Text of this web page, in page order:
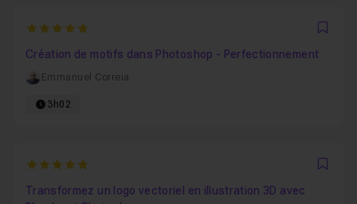
5
Création de motifs dans Photoshop - Perfectionnement
Emmanuel Correia
3h02
5
Transformez un logo vectoriel en illustration 3D avec